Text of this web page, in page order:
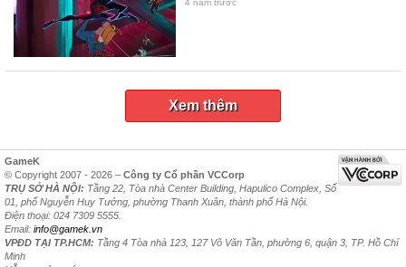
4 năm trước
Xem thêm
GameK
© Copyright 2007 - 2026 – Công ty Cổ phần VCCorp
TRỤ SỞ HÀ NỘI: Tầng 22, Tòa nhà Center Building, Hapulico Complex, Số
01, phố Nguyễn Huy Tưởng, phường Thanh Xuân, thành phố Hà Nội.
Điện thoại: 024 7309 5555.
Email: info@gamek.vn
VPĐD TẠI TP.HCM: Tầng 4 Tòa nhà 123, 127 Võ Văn Tần, phường 6, quận 3, TP. Hồ Chí
Minh